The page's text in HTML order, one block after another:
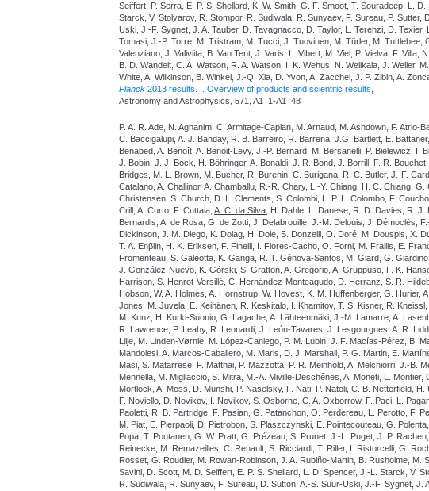
Seiffert, P. Serra, E. P. S. Shellard, K. W. Smith, G. F. Smoot, T. Souradeep, L. D.
Starck, V. Stolyarov, R. Stompor, R. Sudiwala, R. Sunyaev, F. Sureau, P. Sutter,
Uski, J.-F. Sygnet, J. A. Tauber, D. Tavagnacco, D. Taylor, L. Terenzi, D. Texier,
Tomasi, J.-P. Torre, M. Tristram, M. Tucci, J. Tuovinen, M. Türler, M. Tuttlebee,
Valenziano, J. Valiviita, B. Van Tent, J. Varis, L. Vibert, M. Viel, P. Vielva, F. Villa,
B. D. Wandelt, C. A. Watson, R. A. Watson, I. K. Wehus, N. Welikala, J. Weller,
White, A. Wilkinson, B. Winkel, J.-Q. Xia, D. Yvon, A. Zacchei, J. P. Zibin, A.
Planck 2013 results. I. Overview of products and scientific results
Astronomy and Astrophysics, 571, A1_1-A1_48
P. A. R. Ade, N. Aghanim, C. Armitage-Caplan, M. Arnaud, M. Ashdown, F. Atrio-
C. Baccigalupi, A. J. Banday, R. B. Barreiro, R. Barrena, J.G. Bartlett, E.
Benabed, A. Benoît, A. Benoit-Levy, J.-P. Bernard, M. Bersanelli, P. Bielewicz, I.
J. Bobin, J. J. Bock, H. Böhringer, A. Bonaldi, J. R. Bond, J. Borrill, F. R. Bouchet,
Bridges, M. L. Brown, M. Bucher, R. Burenin, C. Burigana, R. C. Butler, J.-F.
Catalano, A. Challinor, A. Chamballu, R.-R. Chary, L.-Y. Chiang, H. C. Chiang, G.
Christensen, S. Church, D. L. Clements, S. Colombi, L. P. L. Colombo, F.
Crill, A. Curto, F. Cuttaia, A. C. da Silva , H. Dahle, L. Danese, R. D. Davies, R. J.
Bernardis, A. de Rosa, G. de Zotti, J. Delabrouille, J.-M. Delouis, J. Démoclès,
Dickinson, J. M. Diego, K. Dolag, H. Dole, S. Donzelli, O. Doré, M. Douspis, X.
T. A. Enβlin, H. K. Eriksen, F. Finelli, I. Flores-Cacho, O. Forni, M. Frailis, E.
Fromenteau, S. Galeotta, K. Ganga, R. T. Génova-Santos, M. Giard, G.
J. González-Nuevo, K. Górski, S. Gratton, A. Gregorio, A. Gruppuso, F. K.
Harrison, S. Henrot-Versillé, C. Hernández-Monteagudo, D. Herranz, S. R.
Hobson, W. A. Holmes, A. Hornstrup, W. Hovest, K. M. Huffenberger, G. Hurier,
Jones, M. Juvela, E. Keihänen, R. Keskitalo, I. Khamitov, T. S. Kisner, R. Kneissl,
M. Kunz, H. Kurki-Suonio, G. Lagache, A. Lähteenmäki, J.-M. Lamarre, A.
R. Lawrence, P. Leahy, R. Leonardi, J. León-Tavares, J. Lesgourgues, A. R.
Lilje, M. Linden-Vørnle, M. López-Caniego, P. M. Lubin, J. F. Macías-Pérez, B.
Mandolesi, A. Marcos-Caballero, M. Maris, D. J. Marshall, P. G. Martin, E.
Masi, S. Matarrese, F. Matthai, P. Mazzotta, P. R. Meinhold, A. Melchiorri, J.-B.
Mennella, M. Migliaccio, S. Mitra, M.-A. Miville-Deschênes, A. Moneti, L. Montier,
Mortlock, A. Moss, D. Munshi, P. Naselsky, F. Nati, P. Natoli, C. B. Netterfield, H.
F. Noviello, D. Novikov, I. Novikov, S. Osborne, C. A. Oxborrow, F. Paci, L.
Paoletti, R. B. Partridge, F. Pasian, G. Patanchon, O. Perdereau, L. Perotto, F.
M. Piat, E. Pierpaoli, D. Pietrobon, S. Plaszczynski, E. Pointecouteau, G. Polenta,
Popa, T. Poutanen, G. W. Pratt, G. Prézeau, S. Prunet, J.-L. Puget, J. P.
Reinecke, M. Remazeilles, C. Renault, S. Ricciardi, T. Riller, I. Ristorcelli, G.
Rosset, G. Roudier, M. Rowan-Robinson, J. A. Rubiño-Martin, B. Rusholme, M.
Savini, D. Scott, M. D. Seiffert, E. P. S. Shellard, L. D. Spencer, J.-L. Starck, V.
R. Sudiwala, R. Sunyaev, F. Sureau, D. Sutton, A.-S. Suur-Uski, J.-F. Sygnet, J.